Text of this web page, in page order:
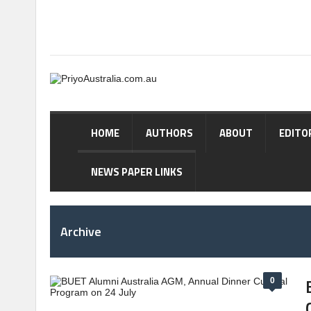
HOME AUTHORS ABOUT
NEWS PAPER LINKS
Archive
0